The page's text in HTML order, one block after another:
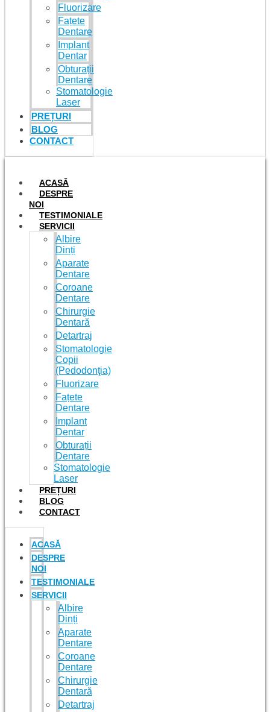
Fluorizare
Fațete
Dentare
Implant
Dentar
Obturații
Dentare
Stomatologie
Laser
PREȚURI
BLOG
CONTACT
ACASĂ
DESPRE
NOI
TESTIMONIALE
SERVICII
Albire
Dinți
Aparate
Dentare
Coroane
Dentare
Chirurgie
Dentară
Detartraj
Stomatologie
Copii
(Pedodonţia)
Fluorizare
Fațete
Dentare
Implant
Dentar
Obturații
Dentare
Stomatologie
Laser
PREȚURI
BLOG
CONTACT
ACASĂ
DESPRE
NOI
TESTIMONIALE
SERVICII
Albire
Dinți
Aparate
Dentare
Coroane
Dentare
Chirurgie
Dentară
Detartraj